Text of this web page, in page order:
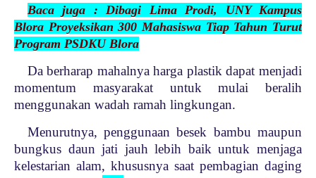
Baca juga : Dibagi Lima Prodi, UNY Kampus
Blora Proyeksikan 300 Mahasiswa Tiap Tahun Turut
Program PSDKU Blora
Da berharap mahalnya harga plastik dapat menjadi
momentum masyarakat untuk mulai beralih
menggunakan wadah ramah lingkungan.
Menurutnya, penggunaan besek bambu maupun
bungkus daun jati jauh lebih baik untuk menjaga
kelestarian alam, khususnya saat pembagian daging